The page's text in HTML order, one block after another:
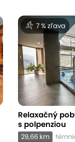
7 % zľava
Relaxačný
s polpenziou
29,66 km